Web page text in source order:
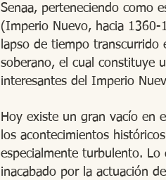
Senaa, perteneciendo como
(Imperio Nuevo, hacia 1360-
lapso de tiempo
soberano, el cual constituye
interesantes del Imperio
Hoy existe un gran vacío en
los acontecimientos
especialmente turbulento.
inacabado por la actuación